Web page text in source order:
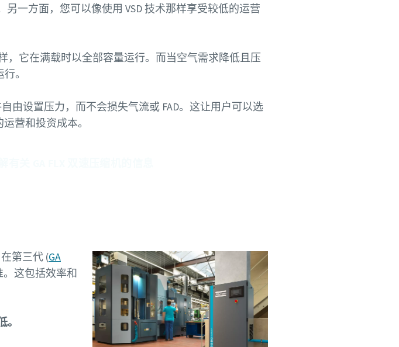
一方面，您可以像使用 VSD 技术那样享受较低的运营
，它在满载时以全部容量运行。而当空气需求降低且压
。
由设置压力，而不会损失气流或 FAD。这让用户可以选
营和投资成本。
第三代 (GA
。这包括效率和